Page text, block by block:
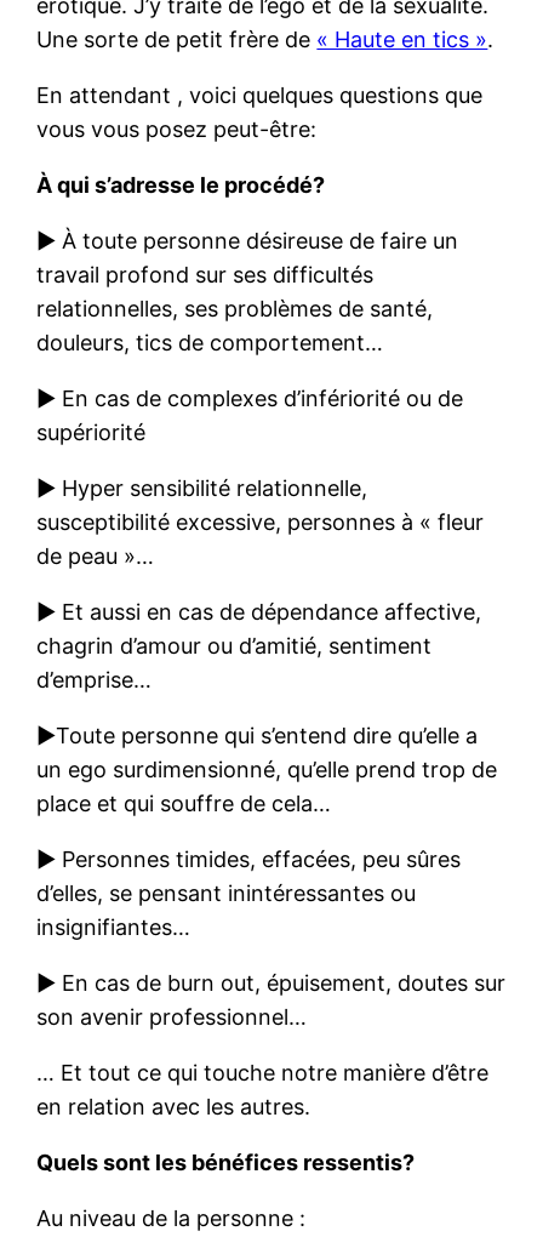
érotique. J’y traite de l’ego et de la sexualité.
Une sorte de petit frère de « Haute en tics ».
En attendant , voici quelques questions que
vous vous posez peut-être:
À qui s’adresse le procédé?
► À toute personne désireuse de faire un
travail profond sur ses difficultés
relationnelles, ses problèmes de santé,
douleurs, tics de comportement…
► En cas de complexes d’infériorité ou de
supériorité
► Hyper sensibilité relationnelle,
susceptibilité excessive, personnes à « fleur
de peau »…
► Et aussi en cas de dépendance affective,
chagrin d’amour ou d’amitié, sentiment
d’emprise…
►Toute personne qui s’entend dire qu’elle a
un ego surdimensionné, qu’elle prend trop de
place et qui souffre de cela…
► Personnes timides, effacées, peu sûres
d’elles, se pensant inintéressantes ou
insignifiantes…
► En cas de burn out, épuisement, doutes sur
son avenir professionnel…
… Et tout ce qui touche notre manière d’être
en relation avec les autres.
Quels sont les bénéfices ressentis?
Au niveau de la personne :